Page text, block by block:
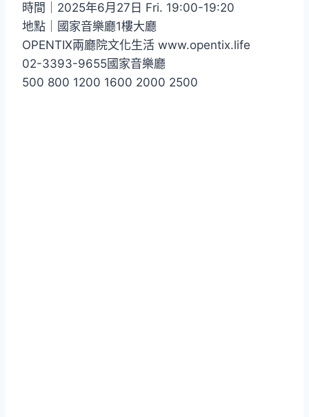
時間｜2025年6月27日 Fri. 19:00-19:20
地點｜國家音樂廳1樓大廳
OPENTIX兩廳院文化生活 www.opentix.life
02-3393-9655國家音樂廳
500 800 1200 1600 2000 2500